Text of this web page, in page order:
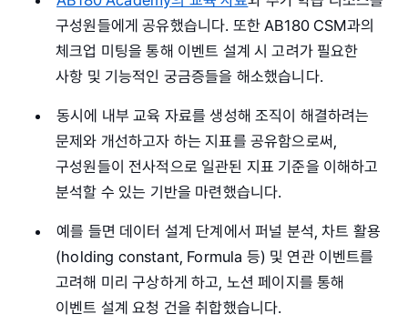
구성원들에게 공유했습니다. 또한 AB180 CSM과의
체크업 미팅을 통해 이벤트 설계 시 고려가 필요한
사항 및 기능적인 궁금증들을 해소했습니다.
동시에 내부 교육 자료를 생성해 조직이 해결하려는
문제와 개선하고자 하는 지표를 공유함으로써,
구성원들이 전사적으로 일관된 지표 기준을 이해하고
분석할 수 있는 기반을 마련했습니다.
예를 들면 데이터 설계 단계에서 퍼널 분석, 차트 활용
(holding constant, Formula 등) 및 연관 이벤트를
고려해 미리 구상하게 하고, 노션 페이지를 통해
이벤트 설계 요청 건을 취합했습니다.